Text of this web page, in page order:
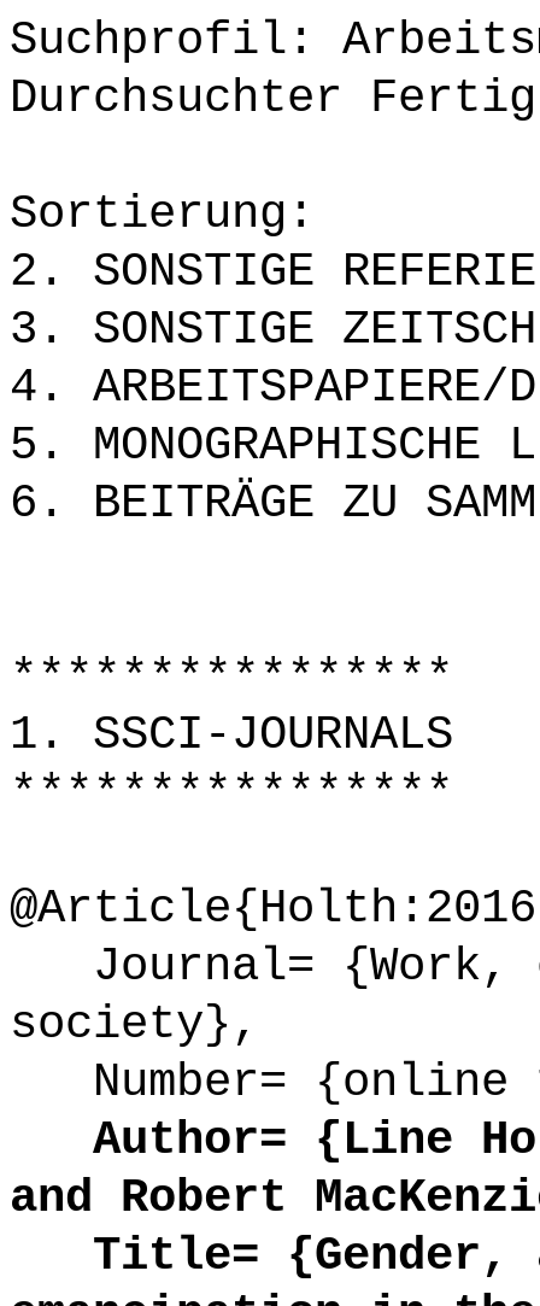
Suchprofil:
Durchsuchter
Sortierung:
2. SONSTIGE
3. SONSTIGE
4. ARBEITSPAPIERE/
5. MONOGRAPHISCHE
6. BEITRÄGE ZU
****************
1. SSCI-JOURNALS
****************
Journal= {Work,
society},
Number=
Author= {Line
and Robert
Title= {Gender,